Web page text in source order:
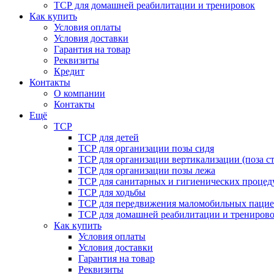
ТСР для домашней реабилитации и тренировок
Как купить
Условия оплаты
Условия доставки
Гарантия на товар
Реквизиты
Кредит
Контакты
О компании
Контакты
Ещё
ТСР
ТСР для детей
ТСР для организации позы сидя
ТСР для организации вертикализации (поза
ТСР для организации позы лежа
ТСР для санитарных и гигиенических
ТСР для ходьбы
ТСР для передвижения маломобильных
ТСР для домашней реабилитации и
Как купить
Условия оплаты
Условия доставки
Гарантия на товар
Реквизиты